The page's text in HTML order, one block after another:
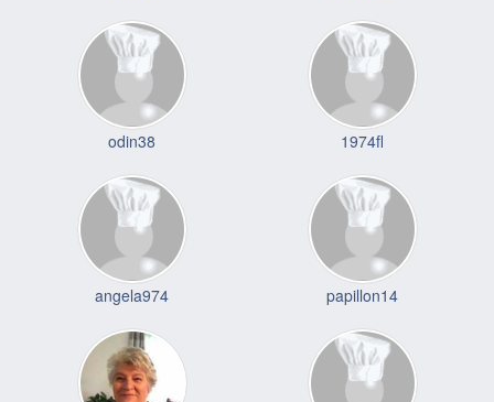
odin38 1974fl
angela974 papillon14